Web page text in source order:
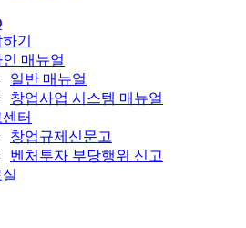
기
매뉴얼
일반 매뉴얼
창업사업 시스템 매뉴얼
터
창업규제신문고
벤처투자 부당행위 신고